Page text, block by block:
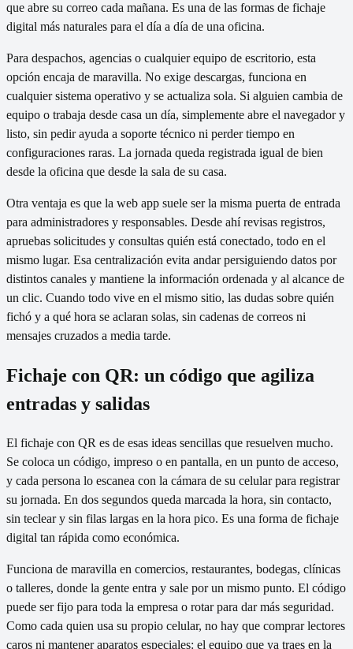
que abre su correo cada mañana. Es una de las formas de fichaje
digital más naturales para el día a día de una oficina.
Para despachos, agencias o cualquier equipo de escritorio, esta
opción encaja de maravilla. No exige descargas, funciona en
cualquier sistema operativo y se actualiza sola. Si alguien cambia de
equipo o trabaja desde casa un día, simplemente abre el navegador y
listo, sin pedir ayuda a soporte técnico ni perder tiempo en
configuraciones raras. La jornada queda registrada igual de bien
desde la oficina que desde la sala de su casa.
Otra ventaja es que la web app suele ser la misma puerta de entrada
para administradores y responsables. Desde ahí revisas registros,
apruebas solicitudes y consultas quién está conectado, todo en el
mismo lugar. Esa centralización evita andar persiguiendo datos por
distintos canales y mantiene la información ordenada y al alcance de
un clic. Cuando todo vive en el mismo sitio, las dudas sobre quién
fichó y a qué hora se aclaran solas, sin cadenas de correos ni
mensajes cruzados a media tarde.
Fichaje con QR: un código que agiliza
entradas y salidas
El fichaje con QR es de esas ideas sencillas que resuelven mucho.
Se coloca un código, impreso o en pantalla, en un punto de acceso,
y cada persona lo escanea con la cámara de su celular para registrar
su jornada. En dos segundos queda marcada la hora, sin contacto,
sin teclear y sin filas largas en la hora pico. Es una forma de fichaje
digital tan rápida como económica.
Funciona de maravilla en comercios, restaurantes, bodegas, clínicas
o talleres, donde la gente entra y sale por un mismo punto. El código
puede ser fijo para toda la empresa o rotar para dar más seguridad.
Como cada quien usa su propio celular, no hay que comprar lectores
caros ni mantener aparatos especiales: el equipo que ya traes en la